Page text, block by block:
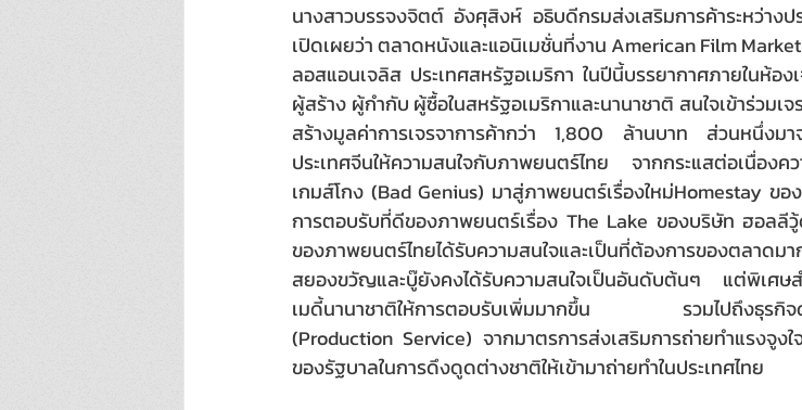
นางสาวบรรจงจิตต์ อังศุสิงห์ อธิบดีกรมส่งเสริมการค้าระหว่าง
เปิดเผยว่า ตลาดหนังและแอนิเมชั่นที่งาน American Film
ลอสแอนเจลิส ประเทศสหรัฐอเมริกา ในปีนี้บรรยากาศภายในห้อ
ผู้สร้าง ผู้กำกับ ผู้ซื้อในสหรัฐอเมริกาและนานาชาติ สนใจเข้าร่วมเ
สร้างมูลค่าการเจรจาการค้ากว่า 1,800 ล้านบาท ส่วนหนึ่งมา
ประเทศจีนให้ความสนใจกับภาพยนตร์ไทย จากกระแสต่อเนื่อง
เกมส์โกง (Bad Genius) มาสู่ภาพยนตร์เรื่องใหม่Homestay ข
การตอบรับที่ดีของภาพยนตร์เรื่อง The Lake ของบริษัท ฮอลลี
ของภาพยนตร์ไทยได้รับความสนใจและเป็นที่ต้องการของตลา
สยองขวัญและบู๊ยังคงได้รับความสนใจเป็นอันดับต้นๆ แต่พิเศษ
เมดี้นานาชาติให้การตอบรับเพิ่มมากขึ้น รวมไปถึงธุรกิจด้า
(Production Service) จากมาตรการส่งเสริมการถ่ายทำแรงจูง
ของรัฐบาลในการดึงดูดต่างชาติให้เข้ามาถ่ายทำในประเทศไทย